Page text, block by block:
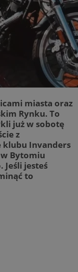
miasta oraz
Rynku. To
już w sobotę
z
klubu Invanders
Bytomiu
jesteś
to